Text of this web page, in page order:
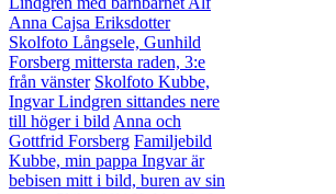
Anna Cajsa Eriksdotter
Skolfoto Långsele, Gunhild
Forsberg mittersta raden, 3:e
från vänster Skolfoto Kubbe,
Ingvar Lindgren sittandes nere
till höger i bild Anna och
Gottfrid Forsberg Familjebild
Kubbe, min pappa Ingvar är
bebisen mitt i bild, buren av sin